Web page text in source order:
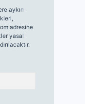
aykırı
adresine
yasal